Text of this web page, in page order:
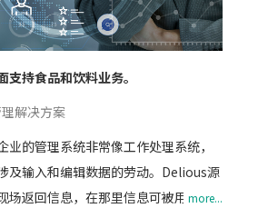
支持食品和饮料业务。
解决方案
业的管理系统非常像工作处理系统，
及输入和编辑数据的劳动。Delious源
场返回信息，在那里信息可被用来采
more...